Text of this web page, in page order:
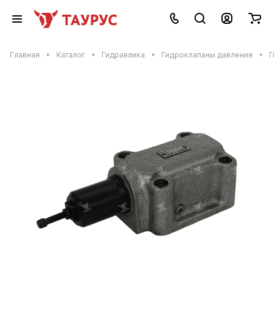
Главная Каталог Гидравлика Гидроклапаны давления